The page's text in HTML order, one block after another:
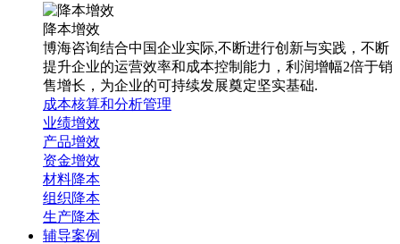
降本增效
博海咨询结合中国企业实际,不断进行创新与实践，不断
提升企业的运营效率和成本控制能力，利润增幅2倍于销
售增长，为企业的可持续发展奠定坚实基础.
成本核算和分析管理
业绩增效
产品增效
资金增效
材料降本
组织降本
生产降本
辅导案例